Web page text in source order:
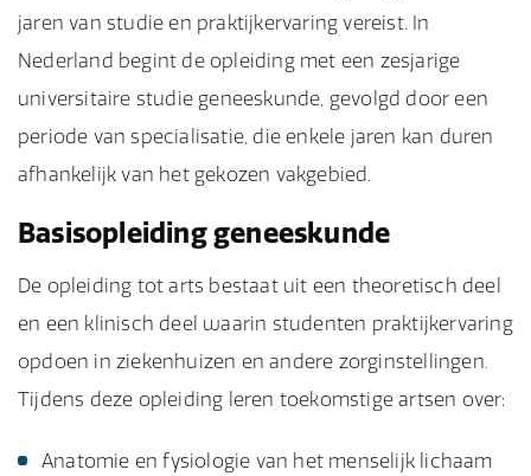
jaren van studie en praktijkervaring vereist. In
Nederland begint de opleiding met een zesjarige
universitaire studie geneeskunde, gevolgd door een
periode van specialisatie, die enkele jaren kan duren
afhankelijk van het gekozen vakgebied.
Basisopleiding geneeskunde
De opleiding tot arts bestaat uit een theoretisch deel
en een klinisch deel waarin studenten praktijkervaring
opdoen in ziekenhuizen en andere zorginstellingen.
Tijdens deze opleiding leren toekomstige artsen over:
Anatomie en fysiologie van het menselijk lichaam